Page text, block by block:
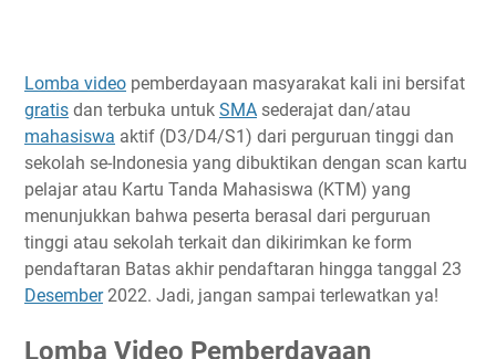
Lomba video pemberdayaan masyarakat kali ini bersifat
gratis dan terbuka untuk SMA sederajat dan/atau
mahasiswa aktif (D3/D4/S1) dari perguruan tinggi dan
sekolah se-Indonesia yang dibuktikan dengan scan kartu
pelajar atau Kartu Tanda Mahasiswa (KTM) yang
menunjukkan bahwa peserta berasal dari perguruan
tinggi atau sekolah terkait dan dikirimkan ke form
pendaftaran Batas akhir pendaftaran hingga tanggal 23
Desember2022. Jadi, jangan sampai terlewatkan ya!
Lomba Video Pemberdayaan